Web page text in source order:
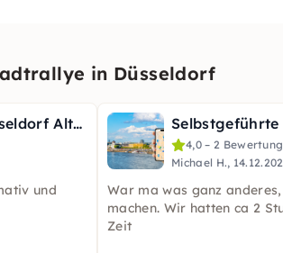
in Düsseldorf
Paarzeit-Schatzsuche Düsseldorf Altstadt
und
4,0 – 2
Michael H.,
War ma was ganz
machen. Wir hatten ca 2
Zeit